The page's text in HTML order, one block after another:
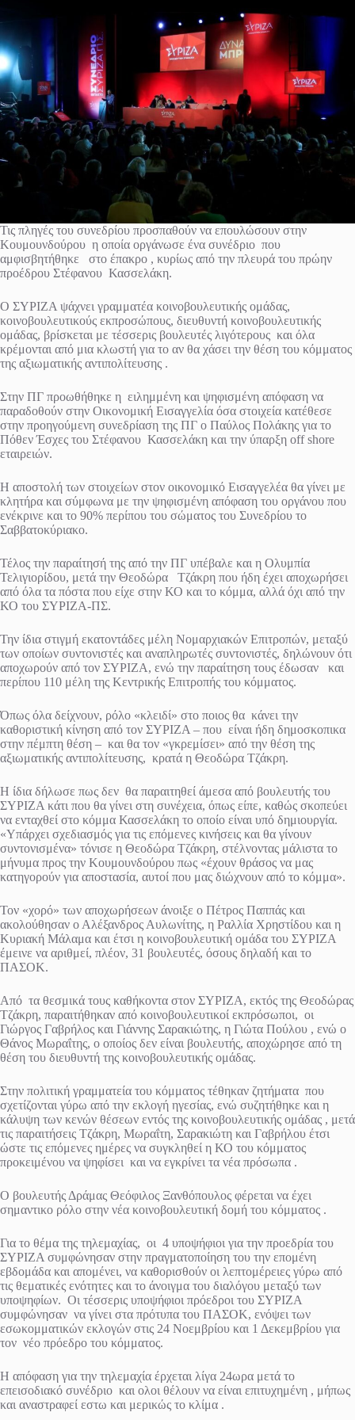
Τις πληγές του συνεδρίου προσπαθούν να επουλώσουν στην
Κουμουνδούρου η οποία οργάνωσε ένα συνέδριο που
αμφισβητήθηκε στο έπακρο , κυρίως από την πλευρά του πρώην
προέδρου Στέφανου Κασσελάκη.
Ο ΣΥΡΙΖΑ ψάχνει γραμματέα κοινοβουλευτικής ομάδας,
κοινοβουλευτικούς εκπροσώπους, διευθυντή κοινοβουλευτικής
ομάδας, βρίσκεται με τέσσερις βουλευτές λιγότερους και όλα
κρέμονται από μια κλωστή για το αν θα χάσει την θέση του κόμματος
της αξιωματικής αντιπολίτευσης .
Στην ΠΓ προωθήθηκε η ειλημμένη και ψηφισμένη απόφαση να
παραδοθούν στην Οικονομική Εισαγγελία όσα στοιχεία κατέθεσε
στην προηγούμενη συνεδρίαση της ΠΓ ο Παύλος Πολάκης για το
Πόθεν Έσχες του Στέφανου Κασσελάκη και την ύπαρξη off shore
εταιρειών.
Η αποστολή των στοιχείων στον οικονομικό Εισαγγελέα θα γίνει με
κλητήρα και σύμφωνα με την ψηφισμένη απόφαση του οργάνου που
ενέκρινε και το 90% περίπου του σώματος του Συνεδρίου το
Σαββατοκύριακο.
Τέλος την παραίτησή της από την ΠΓ υπέβαλε και η Ολυμπία
Τελιγιορίδου, μετά την Θεοδώρα Τζάκρη που ήδη έχει αποχωρήσει
από όλα τα πόστα που είχε στην ΚΟ και το κόμμα, αλλά όχι από την
ΚΟ του ΣΥΡΙΖΑ-ΠΣ.
Την ίδια στιγμή εκατοντάδες μέλη Νομαρχιακών Επιτροπών, μεταξύ
των οποίων συντονιστές και αναπληρωτές συντονιστές, δηλώνουν ότι
αποχωρούν από τον ΣΥΡΙΖΑ, ενώ την παραίτηση τους έδωσαν και
περίπου 110 μέλη της Κεντρικής Επιτροπής του κόμματος.
Όπως όλα δείχνουν, ρόλο «κλειδί» στο ποιος θα κάνει την
καθοριστική κίνηση από τον ΣΥΡΙΖΑ – που είναι ήδη δημοσκοπικα
στην πέμπτη θέση – και θα τον «γκρεμίσει» από την θέση της
αξιωματικής αντιπολίτευσης, κρατά η Θεοδώρα Τζάκρη.
Η ίδια δήλωσε πως δεν θα παραιτηθεί άμεσα από βουλευτής του
ΣΥΡΙΖΑ κάτι που θα γίνει στη συνέχεια, όπως είπε, καθώς σκοπεύει
να ενταχθεί στο κόμμα Κασσελάκη το οποίο είναι υπό δημιουργία.
«Υπάρχει σχεδιασμός για τις επόμενες κινήσεις και θα γίνουν
συντονισμένα» τόνισε η Θεοδώρα Τζάκρη, στέλνοντας μάλιστα το
μήνυμα προς την Κουμουνδούρου πως «έχουν θράσος να μας
κατηγορούν για αποστασία, αυτοί που μας διώχνουν από το κόμμα».
Τον «χορό» των αποχωρήσεων άνοιξε ο Πέτρος Παππάς και
ακολούθησαν ο Αλέξανδρος Αυλωνίτης, η Ραλλία Χρηστίδου και η
Κυριακή Μάλαμα και έτσι η κοινοβουλευτική ομάδα του ΣΥΡΙΖΑ
έμεινε να αριθμεί, πλέον, 31 βουλευτές, όσους δηλαδή και το
ΠΑΣΟΚ.
Από τα θεσμικά τους καθήκοντα στον ΣΥΡΙΖΑ, εκτός της Θεοδώρας
Τζάκρη, παραιτήθηκαν από κοινοβουλευτικοί εκπρόσωποι, οι
Γιώργος Γαβρήλος και Γιάννης Σαρακιώτης, η Γιώτα Πούλου , ενώ ο
Θάνος Μωραΐτης, ο οποίος δεν είναι βουλευτής, αποχώρησε από τη
θέση του διευθυντή της κοινοβουλευτικής ομάδας.
Στην πολιτική γραμματεία του κόμματος τέθηκαν ζητήματα που
σχετίζονται γύρω από την εκλογή ηγεσίας, ενώ συζητήθηκε και η
κάλυψη των κενών θέσεων εντός της κοινοβουλευτικής ομάδας , μετά
τις παραιτήσεις Τζάκρη, Μωραΐτη, Σαρακιώτη και Γαβρήλου έτσι
ώστε τις επόμενες ημέρες να συγκληθεί η ΚΟ του κόμματος
προκειμένου να ψηφίσει και να εγκρίνει τα νέα πρόσωπα .
Ο βουλευτής Δράμας Θεόφιλος Ξανθόπουλος φέρεται να έχει
σημαντικο ρόλο στην νέα κοινοβουλευτική δομή του κόμματος .
Για το θέμα της τηλεμαχίας, οι 4 υποψήφιοι για την προεδρία του
ΣΥΡΙΖΑ συμφώνησαν στην πραγματοποίηση του την επομένη
εβδομάδα και απομένει, να καθορισθούν οι λεπτομέρειες γύρω από
τις θεματικές ενότητες και το άνοιγμα του διαλόγου μεταξύ των
υποψηφίων. Οι τέσσερις υποψήφιοι πρόεδροι του ΣΥΡΙΖΑ
συμφώνησαν να γίνει στα πρότυπα του ΠΑΣΟΚ, ενόψει των
εσωκομματικών εκλογών στις 24 Νοεμβρίου και 1 Δεκεμβρίου για
τον νέο πρόεδρο του κόμματος.
Η απόφαση για την τηλεμαχία έρχεται λίγα 24ωρα μετά το
επεισοδιακό συνέδριο και ολοι θέλουν να είναι επιτυχημένη , μήπως
και αναστραφεί εστω και μερικώς το κλίμα .